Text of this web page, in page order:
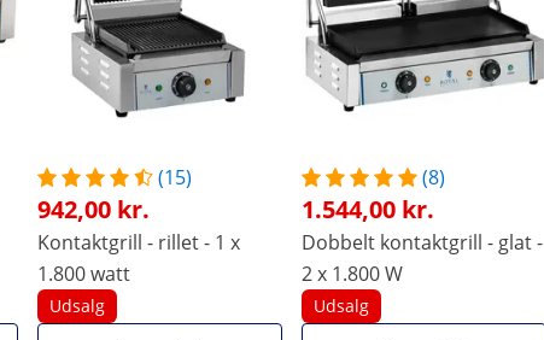
(15)
942,00 kr.
Kontaktgrill - rillet - 1 x
1.800 watt
Udsalg
(8)
1.544,00 kr.
Dobbelt kontaktgrill - glat -
2 x 1.800 W
Udsalg